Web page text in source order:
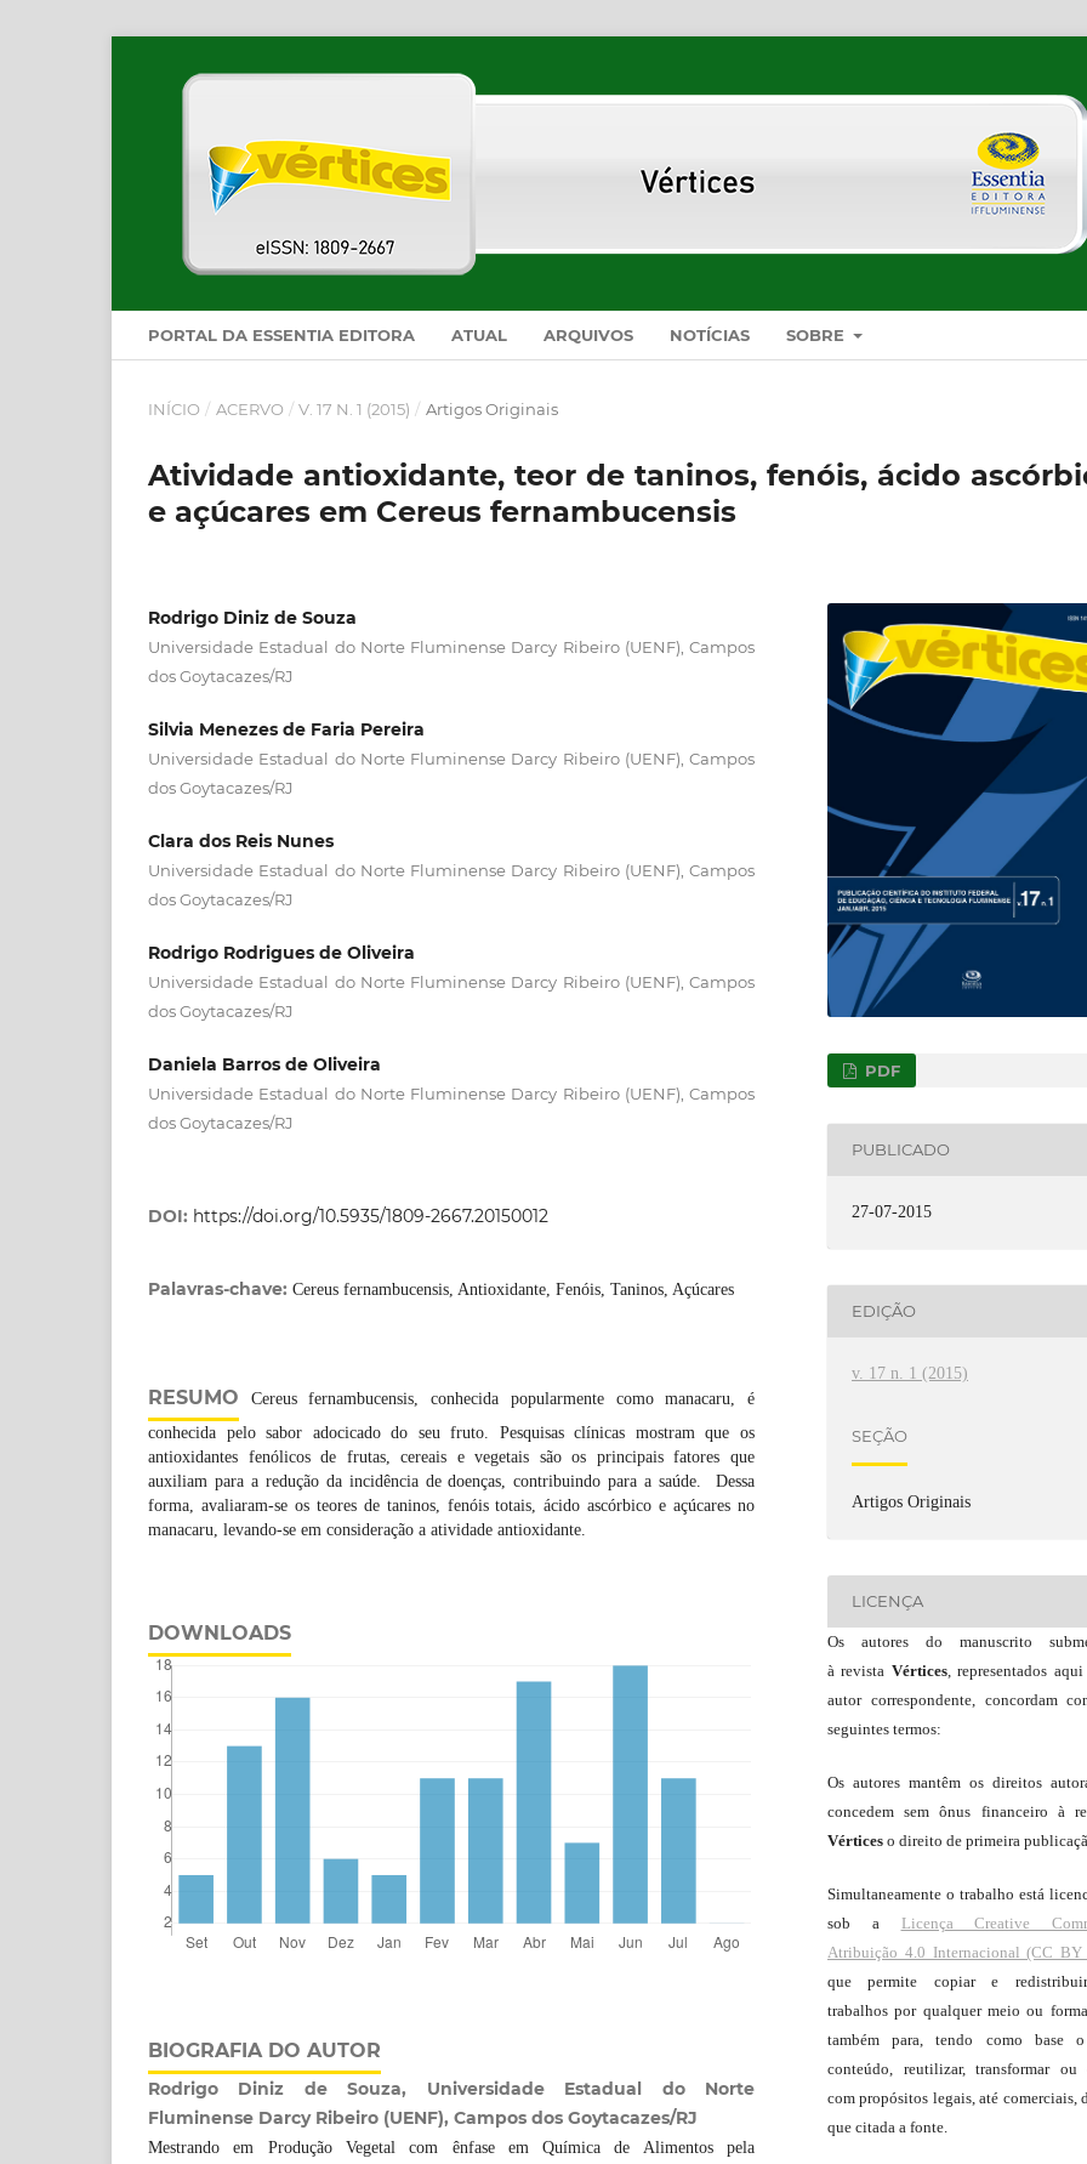
PORTAL DA ESSENTIA EDITORA ATUAL ARQUIVOS NOTÍCIAS SOBRE
INÍCIO / ACERVO / V. 17 N. 1 (2015) / Artigos Originais
Atividade antioxidante, teor de taninos, fenóis, ácido
e açúcares em Cereus fernambucensis
Rodrigo Diniz de Souza
Universidade Estadual do Norte Fluminense Darcy Ribeiro (UENF), Campos
dos Goytacazes/RJ
Silvia Menezes de Faria Pereira
Universidade Estadual do Norte Fluminense Darcy Ribeiro (UENF), Campos
dos Goytacazes/RJ
Clara dos Reis Nunes
Universidade Estadual do Norte Fluminense Darcy Ribeiro (UENF), Campos
dos Goytacazes/RJ
Rodrigo Rodrigues de Oliveira
Universidade Estadual do Norte Fluminense Darcy Ribeiro (UENF), Campos
dos Goytacazes/RJ
Daniela Barros de Oliveira
Universidade Estadual do Norte Fluminense Darcy Ribeiro (UENF), Campos
dos Goytacazes/RJ
DOI: https://doi.org/10.5935/1809-2667.20150012
Palavras-chave: Cereus fernambucensis, Antioxidante, Fenóis, Taninos, Açúcares
RESUMO Cereus fernambucensis, conhecida popularmente como manacaru, é
conhecida pelo sabor adocicado do seu fruto. Pesquisas clínicas mostram que os
antioxidantes fenólicos de frutas, cereais e vegetais são os principais fatores que
auxiliam para a redução da incidência de doenças, contribuindo para a saúde. Dessa
forma, avaliaram-se os teores de taninos, fenóis totais, ácido ascórbico e açúcares no
manacaru, levando-se em consideração a atividade antioxidante.
DOWNLOADS
BIOGRAFIA DO AUTOR
Rodrigo Diniz de Souza, Universidade Estadual do Norte
Fluminense Darcy Ribeiro (UENF), Campos dos Goytacazes/RJ
Mestrando em Produção Vegetal com ênfase em Química de Alimentos pela
PDF
PUBLICADO
27-07-2015
EDIÇÃO
v. 17 n. 1 (2015)
SEÇÃO
Artigos Originais
LICENÇA
Os autores do manuscrito
à revista Vértices, representados
autor correspondente, concordam
seguintes termos:
Os autores mantêm os direitos
concedem sem ônus financeiro à
Vértices o direito de primeira
Simultaneamente o trabalho está
sob a Licença Creative
Atribuição 4.0 Internacional (CC BY
que permite copiar e
trabalhos por qualquer meio ou
também para, tendo como base
conteúdo, reutilizar, transformar ou
com propósitos legais, até comerciais,
que citada a fonte.